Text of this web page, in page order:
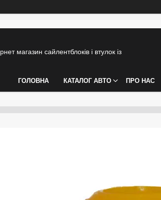
магазин сайлентблоків і втулок із
ГОЛОВНА КАТАЛОГ АВТО ПРО НАС